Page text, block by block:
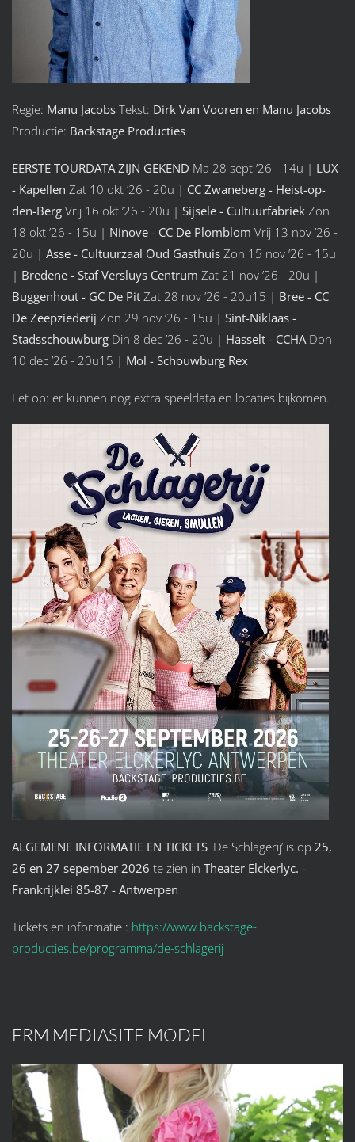
Regie: Manu Jacobs Tekst: Dirk Van Vooren en Manu Jacobs
Productie: Backstage Producties
EERSTE TOURDATA ZIJN GEKEND Ma 28 sept ’26 - 14u | LUX
- Kapellen Zat 10 okt ’26 - 20u | CC Zwaneberg - Heist-op-
den-Berg Vrij 16 okt ’26 - 20u | Sijsele - Cultuurfabriek Zon
18 okt ’26 - 15u | Ninove - CC De Plomblom Vrij 13 nov ’26 -
20u | Asse - Cultuurzaal Oud Gasthuis Zon 15 nov ’26 - 15u
| Bredene - Staf Versluys Centrum Zat 21 nov ’26 - 20u |
Buggenhout - GC De Pit Zat 28 nov ’26 - 20u15 | Bree - CC
De Zeepziederij Zon 29 nov ’26 - 15u | Sint-Niklaas -
Stadsschouwburg Din 8 dec ’26 - 20u | Hasselt - CCHADon
10 dec ’26 - 20u15 | Mol - Schouwburg Rex
Let op: er kunnen nog extra speeldata en locaties bijkomen.
ALGEMENE INFORMATIE EN TICKETS 'De Schlagerij’ is op 25,
26 en 27 sepember 2026 te zien in Theater Elckerlyc. -
Frankrijklei 85-87 - Antwerpen
Tickets en informatie : https://www.backstage-
producties.be/programma/de-schlagerij
ERM MEDIASITE MODEL